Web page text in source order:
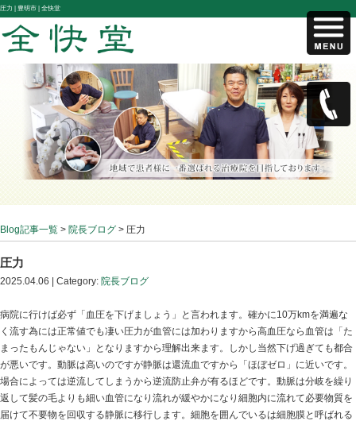
圧力 |豊明市 | 全快堂
Blog記事一覧>院長ブログ> 圧力
圧力
2025.04.06 | Category:院長ブログ